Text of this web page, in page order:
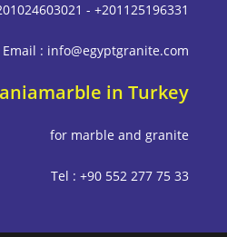
- +201125196331
Email : info@egyptgranite.com
in Turkey
for marble and granite
Tel : +90 552 277 75 33